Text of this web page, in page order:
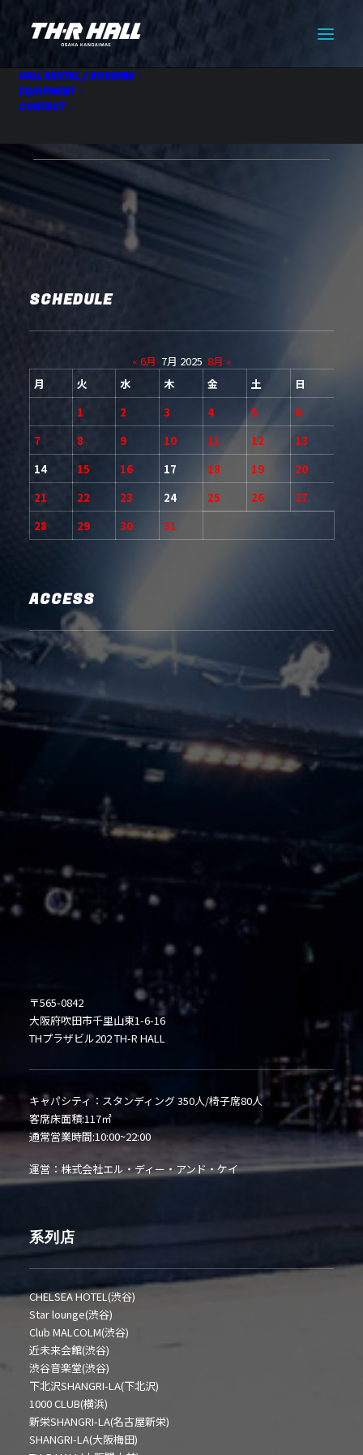
HALL RENTAL / BOOKING
EQUIPMENT
CONTACT
SCHEDULE
« 6月 7月 2025 8月 »
月
火 水 木 金 土
日
1
2 3 4 5
6
7
8 9 10 11 12
13
14
15 16 17 18 19
20
21
22 23 24 25 26
27
28
29 30 31
ACCESS
〒565-0842
大阪府吹田市千里山東1-6-16
THプラザビル202 TH-R HALL
キャパシティ：スタンディング 350人/椅子席80人
客席床面積:117㎡
通常営業時間:10:00~22:00
運営：株式会社エル・ディー・アンド・ケイ
系列店
CHELSEA HOTEL(渋谷)
Star lounge(渋谷)
Club MALCOLM(渋谷)
近未来会館(渋谷)
渋谷音楽堂(渋谷)
下北沢SHANGRI-LA(下北沢)
1000 CLUB(横浜)
新栄SHANGRI-LA(名古屋新栄)
SHANGRI-LA(大阪梅田)